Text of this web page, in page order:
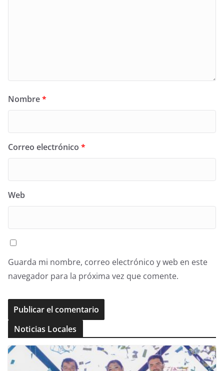
Nombre*
Correo electrónico *
Web
Guarda mi nombre, correo electrónico y web en este
navegador para la próxima vez que comente.
Noticias Locales